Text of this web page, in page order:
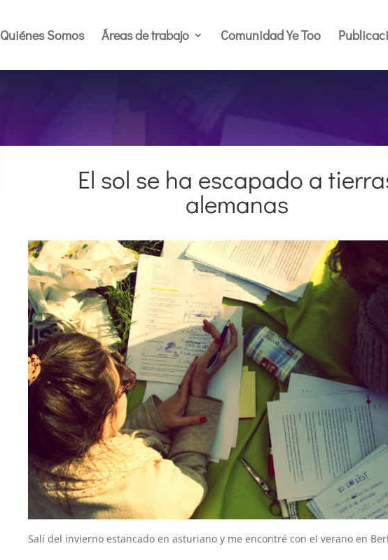
Quiénes Somos Áreas de trabajo Comunidad Ye Too
El sol se ha escapado a
alemanas
Salí del invierno estancado en asturiano y me encontré con el verano en